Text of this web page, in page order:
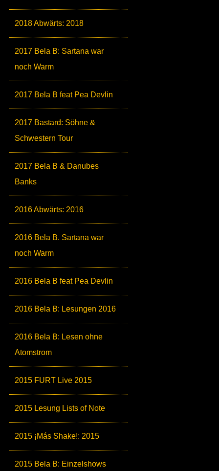
2018 Abwärts: 2018
2017 Bela B: Sartana war
noch Warm
2017 Bela B feat Pea Devlin
2017 Bastard: Söhne &
Schwestern Tour
2017 Bela B & Danubes
Banks
2016 Abwärts: 2016
2016 Bela B. Sartana war
noch Warm
2016 Bela B feat Pea Devlin
2016 Bela B: Lesungen 2016
2016 Bela B: Lesen ohne
Atomstrom
2015 FURT Live 2015
2015 Lesung Lists of Note
2015 ¡Más Shake!: 2015
2015 Bela B: Einzelshows